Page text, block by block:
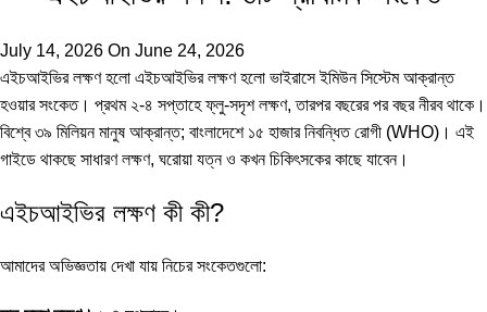
July 14, 2026 On June 24, 2026
এইচআইভির লক্ষণ হলো এইচআইভির লক্ষণ হলো ভাইরাসে ইমিউন সিস্টেম আক্রান্ত
হওয়ার সংকেত। প্রথম ২-৪ সপ্তাহে ফ্লু-সদৃশ লক্ষণ, তারপর বছরের পর বছর নীরব থাকে।
বিশ্বে ৩৯ মিলিয়ন মানুষ আক্রান্ত; বাংলাদেশে ১৫ হাজার নিবন্ধিত রোগী (WHO)। এই
গাইডে থাকছে সাধারণ লক্ষণ, ঘরোয়া যত্ন ও কখন চিকিৎসকের কাছে যাবেন।
এইচআইভির লক্ষণ কী কী?
আমাদের অভিজ্ঞতায় দেখা যায় নিচের সংকেতগুলো: